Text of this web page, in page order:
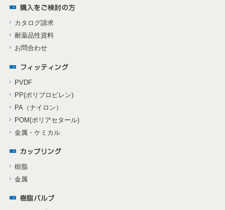
カタログ請求
耐薬品性資料
お問合わせ
PVDF
PP(ポリプロピレン)
PA（ナイロン）
POM(ポリアセタール)
金属・ケミカル
樹脂
金属